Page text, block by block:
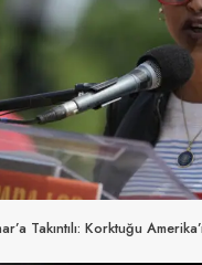
Takıntılı: Korktuğu